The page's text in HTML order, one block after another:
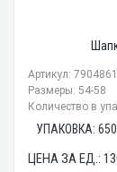
Артикул:
Размеры: 54-58
Количество в
УПАКОВКА: 650
ЦЕНА ЗА ЕД.: